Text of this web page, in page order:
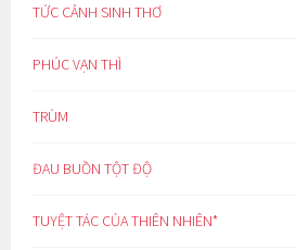
TỨC CẢNH SINH THƠ
PHÚC VẠN THÌ
TRÙM
ĐAU BUỒN TỘT ĐỘ
TUYỆT TÁC CỦA THIÊN NHIÊN*